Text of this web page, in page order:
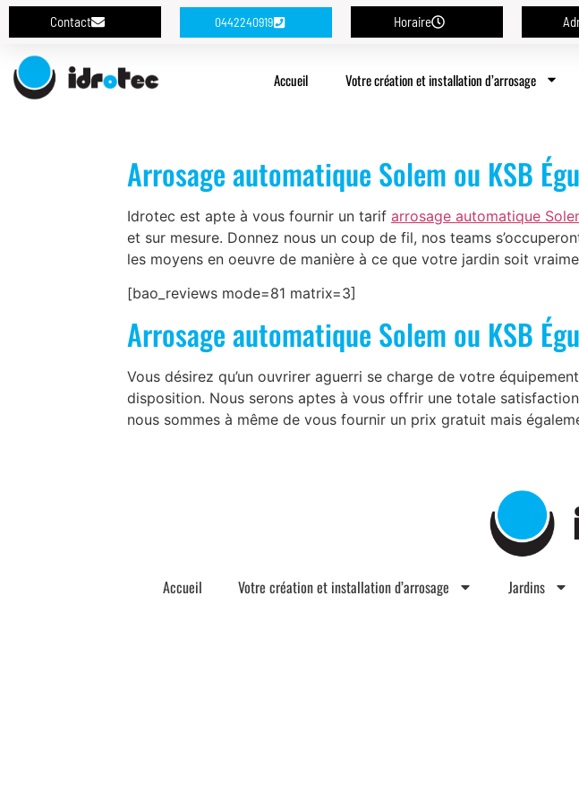
Contact 0442240919 Horaire
Accueil Votre création et installation d’arrosage
Arrosage automatique Solem ou KSB
Idrotec est apte à vous fournir un tarif arrosage automatique
et sur mesure. Donnez nous un coup de fil, nos teams
les moyens en oeuvre de manière à ce que votre jardin soit
[bao_reviews mode=81 matrix=3]
Arrosage automatique Solem ou KSB
Vous désirez qu’un ouvrirer aguerri se charge de votre
disposition. Nous serons aptes à vous offrir une totale
nous sommes à même de vous fournir un prix gratuit mais
Accueil Votre création et installation d’arrosage Jardins